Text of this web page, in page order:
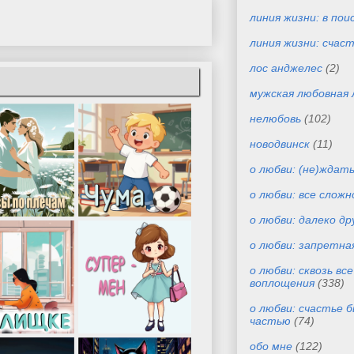
линия жизни: в
линия жизни:
лос анджелес (2)
мужская любовная
нелюбовь (102)
новодвинск (11)
о любви:
о любви: все
о любви: далеко
о любви:
о любви: сквозь
воплощения (338)
о любви: счастье
частью (74)
обо мне (122)